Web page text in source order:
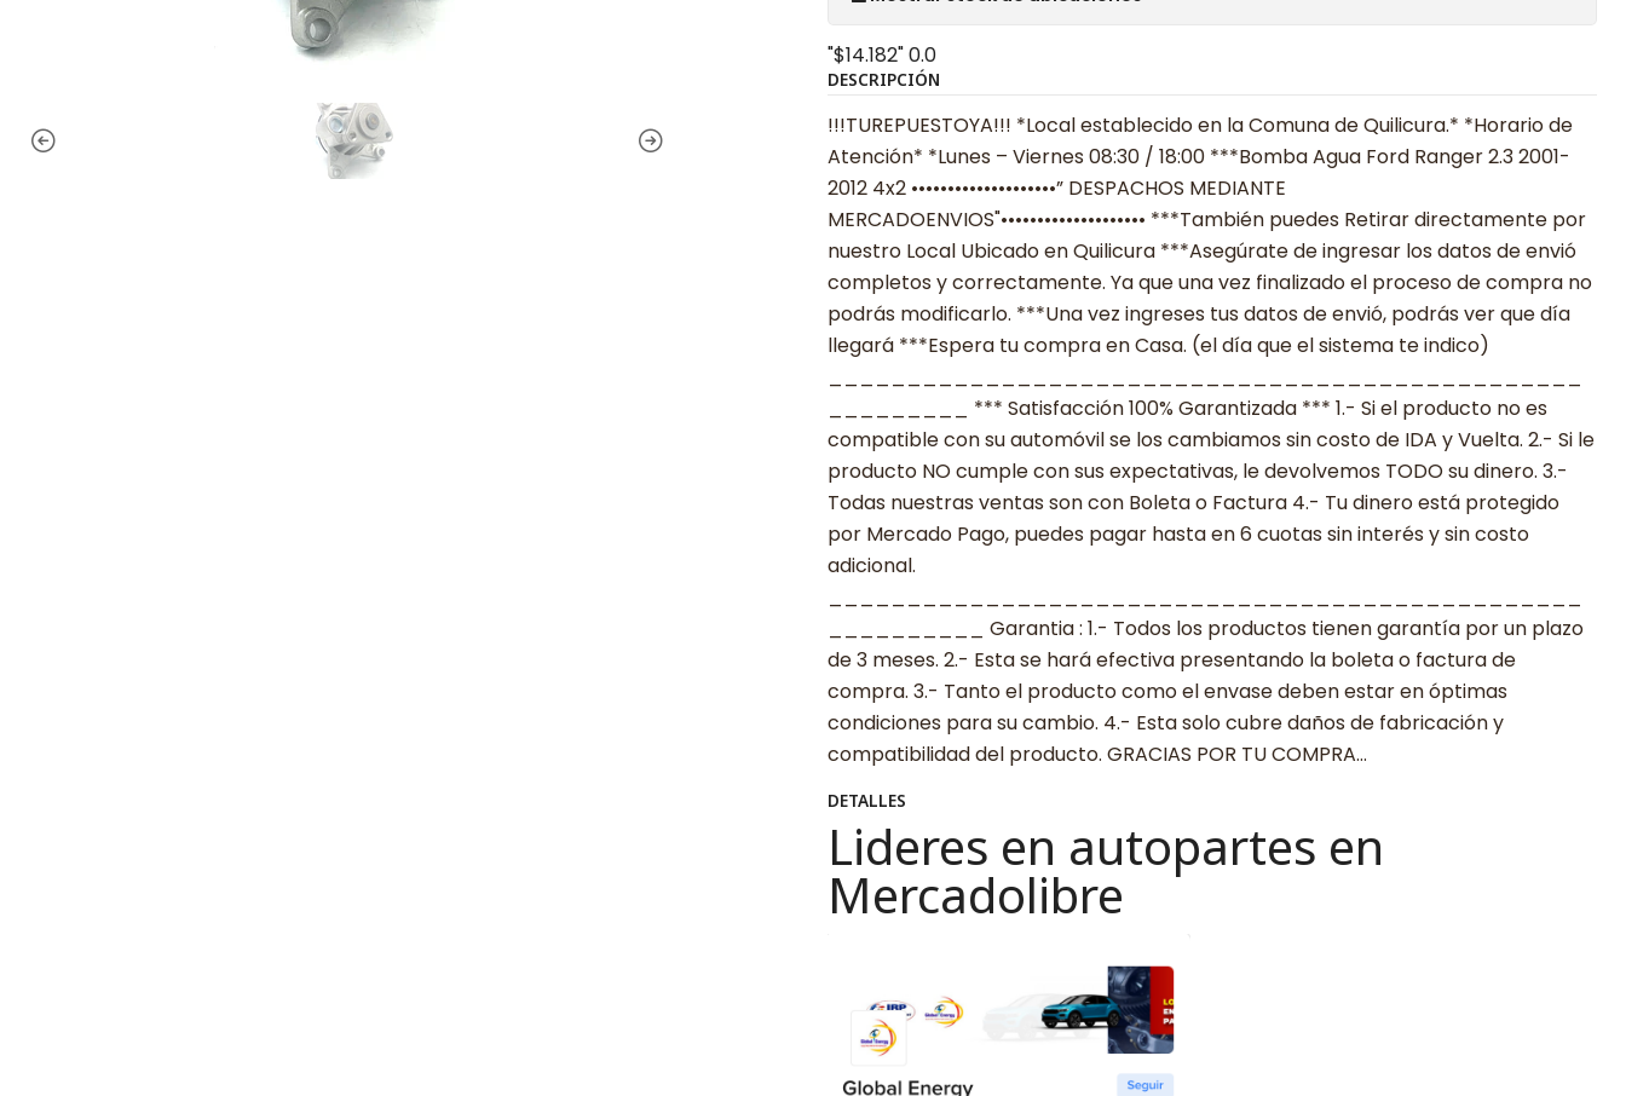
"$14.182"0.0
DESCRIPCIÓN
!!!TUREPUESTOYA!!! *Local establecido en la Comuna de Quilicura.* *Horario de
Atención* *Lunes – Viernes 08:30 / 18:00 ***Bomba Agua Ford Ranger 2.3 2001-
2012 4x2 ••••••••••••••••••••” DESPACHOS MEDIANTE
MERCADOENVIOS"•••••••••••••••••••• ***También puedes Retirar directamente por
nuestro Local Ubicado en Quilicura ***Asegúrate de ingresar los datos de envió
completos y correctamente. Ya que una vez finalizado el proceso de compra no
podrás modificarlo. ***Una vez ingreses tus datos de envió, podrás ver que día
llegará ***Espera tu compra en Casa. (el día que el sistema te indico)
_________ *** Satisfacción 100% Garantizada *** 1.- Si el producto no es
compatible con su automóvil se los cambiamos sin costo de IDA y Vuelta. 2.- Si le
producto NO cumple con sus expectativas, le devolvemos TODO su dinero. 3.-
Todas nuestras ventas son con Boleta o Factura 4.- Tu dinero está protegido
por Mercado Pago, puedes pagar hasta en 6 cuotas sin interés y sin costo
adicional.
__________ Garantia : 1.- Todos los productos tienen garantía por un plazo
de 3 meses. 2.- Esta se hará efectiva presentando la boleta o factura de
compra. 3.- Tanto el producto como el envase deben estar en óptimas
condiciones para su cambio. 4.- Esta solo cubre daños de fabricación y
compatibilidad del producto. GRACIAS POR TU COMPRA…
DETALLES
Lideres en autopartes en
Mercadolibre